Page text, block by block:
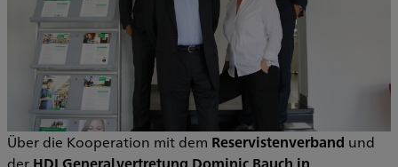
Über die Kooperation mit dem Reservistenverband und
der HDI Generalvertretung Dominic Bauch in